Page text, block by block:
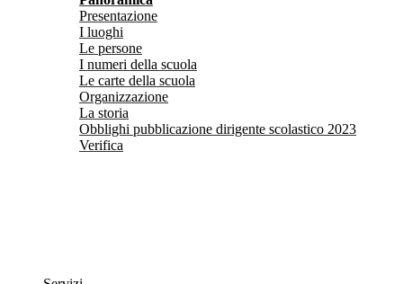
Presentazione
I luoghi
Le persone
I numeri della scuola
Le carte della scuola
Organizzazione
La storia
Obblighi pubblicazione dirigente scolastico 2023
Verifica